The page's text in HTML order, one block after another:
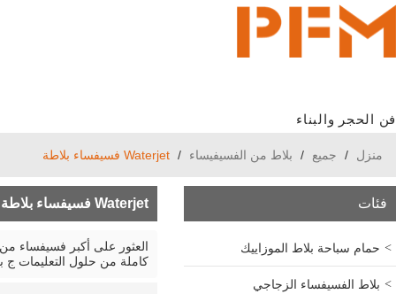
فن الحجر والبناء
منزل / جميع / بلاط من الفسيفيساء / Waterjet فسيفساء بلاطة
فئات
حمام سباحة بلاط الموزاييك
بلاط الفسيفساء الزجاجي
Waterjet فسيفساء بلاطة
كاملة من حلول التعليمات ج